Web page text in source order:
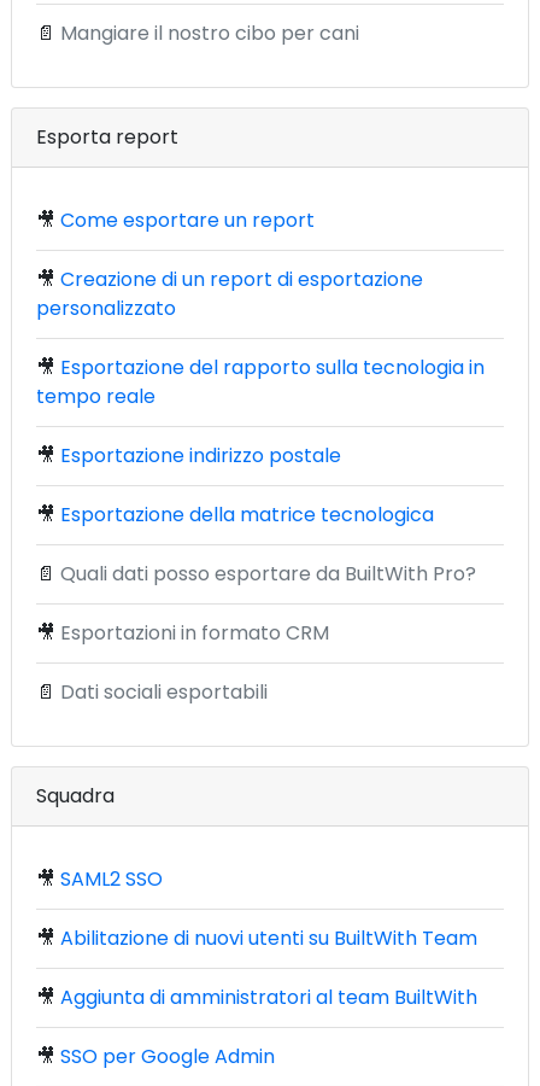
📄 Mangiare il nostro cibo per cani
Esporta report
🎥 Come esportare un report
🎥 Creazione di un report di esportazione
personalizzato
🎥 Esportazione del rapporto sulla tecnologia in
tempo reale
🎥 Esportazione indirizzo postale
🎥 Esportazione della matrice tecnologica
📄 Quali dati posso esportare da BuiltWith Pro?
🎥 Esportazioni in formato CRM
📄 Dati sociali esportabili
Squadra
🎥 SAML2 SSO
🎥 Abilitazione di nuovi utenti su BuiltWith Team
🎥 Aggiunta di amministratori al team BuiltWith
🎥 SSO per Google Admin